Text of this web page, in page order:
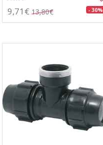
9,71€ 13,80€ - 30%